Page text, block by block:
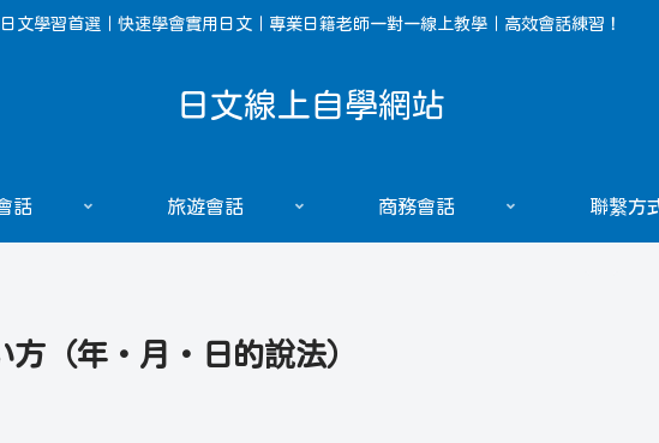
日文學習首選｜快速學會實用日文｜專業日籍老師一對一線上教學｜高效會話練習！
日文線上自學網站
話 旅遊會話 商務會話 聯繫方
方（年・月・日的說法）